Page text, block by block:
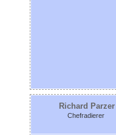
Richard Parzer
Chefradierer